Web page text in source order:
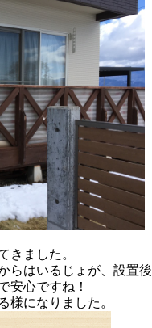
きました。
らはいるじょが、設置後
安心ですね！
様になりました。